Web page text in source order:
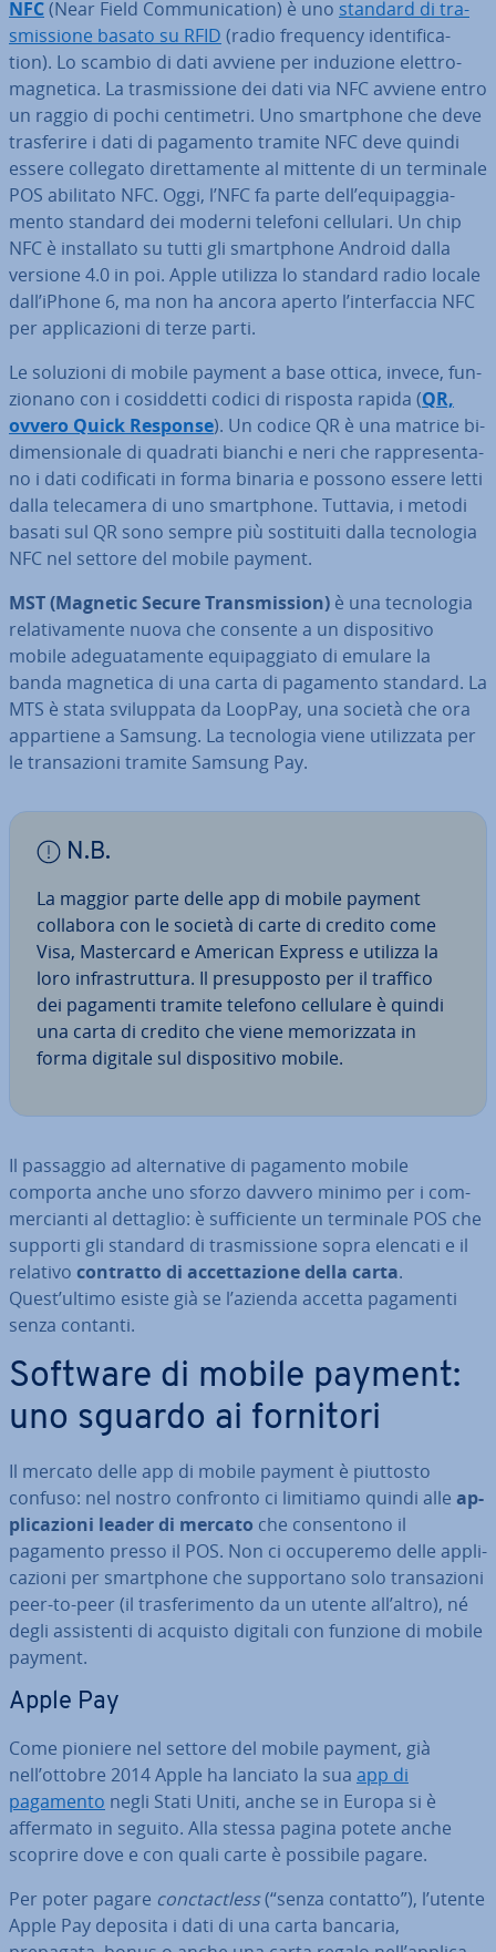
NFC(Near Field Com­mu­ni­ca­tion) è uno standard di tra­
smis­sio­ne basato su RFID (radio frequency iden­ti­fi­ca­
tion). Lo scambio di dati avviene per induzione elet­tro­
ma­gne­ti­ca. La tra­smis­sio­ne dei dati via NFC avviene entro
un raggio di pochi cen­ti­me­tri. Uno smart­pho­ne che deve
tra­sfe­ri­re i dati di pagamento tramite NFC deve quindi
essere collegato di­ret­ta­men­te al mittente di un terminale
POS abilitato NFC. Oggi, l’NFC fa parte dell’equi­pag­gia­
men­to standard dei moderni telefoni cellulari. Un chip
NFC è in­stal­la­to su tutti gli smart­pho­ne Android dalla
versione 4.0 in poi. Apple utilizza lo standard radio locale
dall’iPhone 6, ma non ha ancora aperto l’in­ter­fac­cia NFC
per ap­pli­ca­zio­ni di terze parti.
Le soluzioni di mobile payment a base ottica, invece, fun­
zio­na­no con i co­sid­det­ti codici di risposta rapida (QR,
ovvero Quick Response). Un codice QR è una matrice bi­
di­men­sio­na­le di quadrati bianchi e neri che rap­pre­sen­ta­
no i dati co­di­fi­ca­ti in forma binaria e possono essere letti
dalla te­le­ca­me­ra di uno smart­pho­ne. Tuttavia, i metodi
basati sul QR sono sempre più so­sti­tui­ti dalla tec­no­lo­gia
NFC nel settore del mobile payment.
MST (Magnetic Secure Tran­smis­sion) è una tec­no­lo­gia
re­la­ti­va­men­te nuova che consente a un di­spo­si­ti­vo
mobile ade­gua­ta­men­te equi­pag­gia­to di emulare la
banda magnetica di una carta di pagamento standard. La
MTS è stata svi­lup­pa­ta da LoopPay, una società che ora
ap­par­tie­ne a Samsung. La tec­no­lo­gia viene uti­liz­za­ta per
le tran­sa­zio­ni tramite Samsung Pay.
N.B.
La maggior parte delle app di mobile payment
collabora con le società di carte di credito come
Visa, Ma­ster­card e American Express e utilizza la
loro in­fra­strut­tu­ra. Il pre­sup­po­sto per il traffico
dei pagamenti tramite telefono cellulare è quindi
una carta di credito che viene me­mo­riz­za­ta in
forma digitale sul di­spo­si­ti­vo mobile.
Il passaggio ad al­ter­na­ti­ve di pagamento mobile
comporta anche uno sforzo davvero minimo per i com­
mer­cian­ti al dettaglio: è suf­fi­cien­te un terminale POS che
supporti gli standard di tra­smis­sio­ne sopra elencati e il
relativo contratto di ac­cet­ta­zio­ne della carta.
Quest’ultimo esiste già se l’azienda accetta pagamenti
senza contanti.
Software di mobile payment:
uno sguardo ai fornitori
Il mercato delle app di mobile payment è piuttosto
confuso: nel nostro confronto ci limitiamo quindi alle ap­
pli­ca­zio­ni leader di mercato che con­sen­to­no il
pagamento presso il POS. Non ci oc­cu­pe­re­mo delle ap­pli­
ca­zio­ni per smart­pho­ne che sup­por­ta­no solo tran­sa­zio­ni
peer-to-peer (il tra­sfe­ri­men­to da un utente all’altro), né
degli as­si­sten­ti di acquisto digitali con funzione di mobile
payment.
Apple Pay
Come pioniere nel settore del mobile payment, già
nell’ottobre 2014 Apple ha lanciato la sua app di
pagamento negli Stati Uniti, anche se in Europa si è
affermato in seguito. Alla stessa pagina potete anche
scoprire dove e con quali carte è possibile pagare.
Per poter pagare conc­tac­tless(“senza contatto”), l’utente
Apple Pay deposita i dati di una carta bancaria,